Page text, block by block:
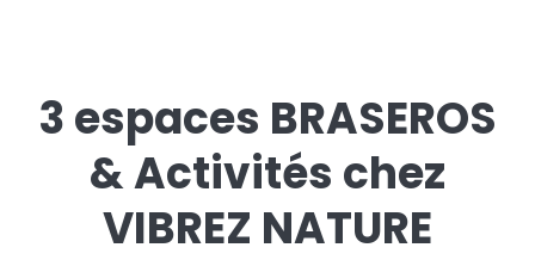
3 espaces BRASEROS
& Activités chez
VIBREZ NATURE